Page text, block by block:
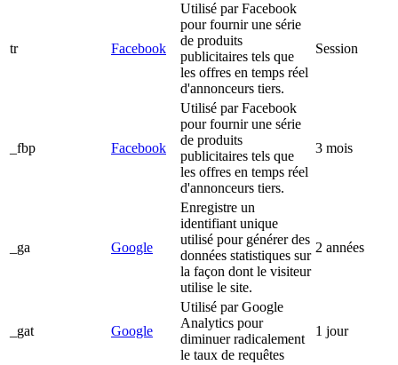
tr Facebook
Utilisé par Facebook
pour fournir une série
de produits
publicitaires tels que
les offres en temps réel
d'annonceurs tiers.
Session
_fbp Facebook
Utilisé par Facebook
pour fournir une série
de produits
publicitaires tels que
les offres en temps réel
d'annonceurs tiers.
3 mois
_ga Google
Enregistre un
identifiant unique
utilisé pour générer des
données statistiques sur
la façon dont le visiteur
utilise le site.
2 années
_gat Google
Utilisé par Google
Analytics pour
diminuer radicalement
le taux de requêtes
1 jour